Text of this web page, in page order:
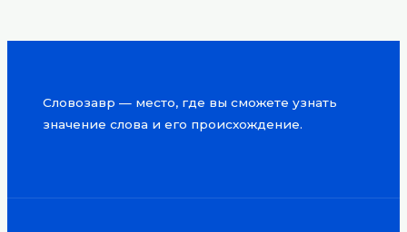
Словозавр — место, где вы сможете узнать
значение слова и его происхождение.